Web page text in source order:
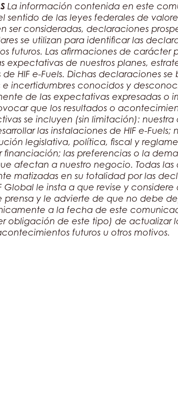
La información contenida en este
de las leyes federales de
ser consideradas, declaraciones
se utilizan para identificar las
futuros. Las afirmaciones de carácter
de nuestros planes,
HIF e-Fuels. Dichas declaraciones
incertidumbres conocidos y
de las expectativas expresadas o
que los resultados o
se incluyen (sin limitación):
las instalaciones de HIF e-
legislativa, política, fiscal y
las preferencias o la
afectan a nuestro negocio. Todas
matizadas en su totalidad por las
le insta a que revise y
y le advierte de que no debe
a la fecha de este
obligación de este tipo) de actualizar
futuros u otros motivos.